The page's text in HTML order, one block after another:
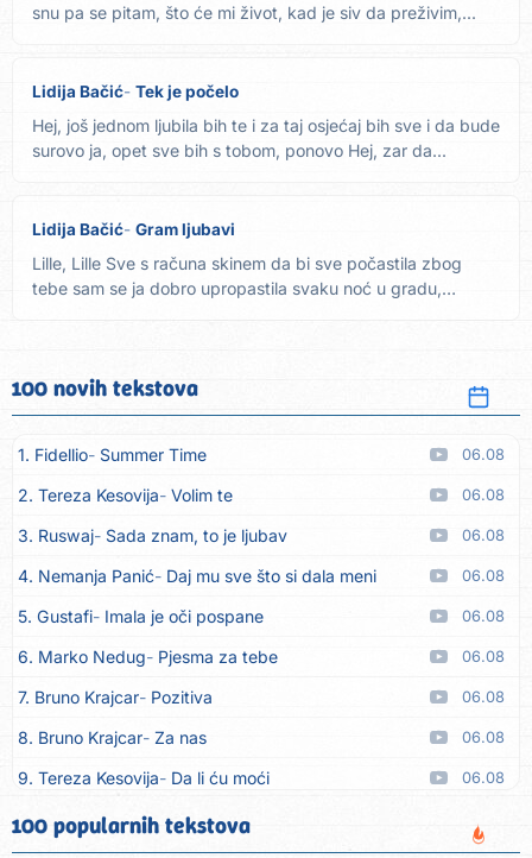
snu pa se pitam, što će mi život, kad je siv da preživim,...
Lidija Bačić Tek je počelo
Hej, još jednom ljubila bih te i za taj osjećaj bih sve i da bude
surovo ja, opet sve bih s tobom, ponovo Hej, zar da...
Lidija Bačić Gram ljubavi
Lille, Lille Sve s računa skinem da bi sve počastila zbog
tebe sam se ja dobro upropastila svaku noć u gradu,
100 novih tekstova
1. Fidellio Summer Time 06.08
2. Tereza Kesovija Volim te 06.08
3. Ruswaj Sada znam, to je ljubav 06.08
4. Nemanja Panić Daj mu sve što si dala meni 06.08
5. Gustafi Imala je oči pospane 06.08
6. Marko Nedug Pjesma za tebe 06.08
7. Bruno Krajcar Pozitiva 06.08
8. Bruno Krajcar Za nas 06.08
9. Tereza Kesovija Da li ću moći 06.08
10. Lidija Bačić Neka se vino toči (Nazdravlje)
100 popularnih tekstova